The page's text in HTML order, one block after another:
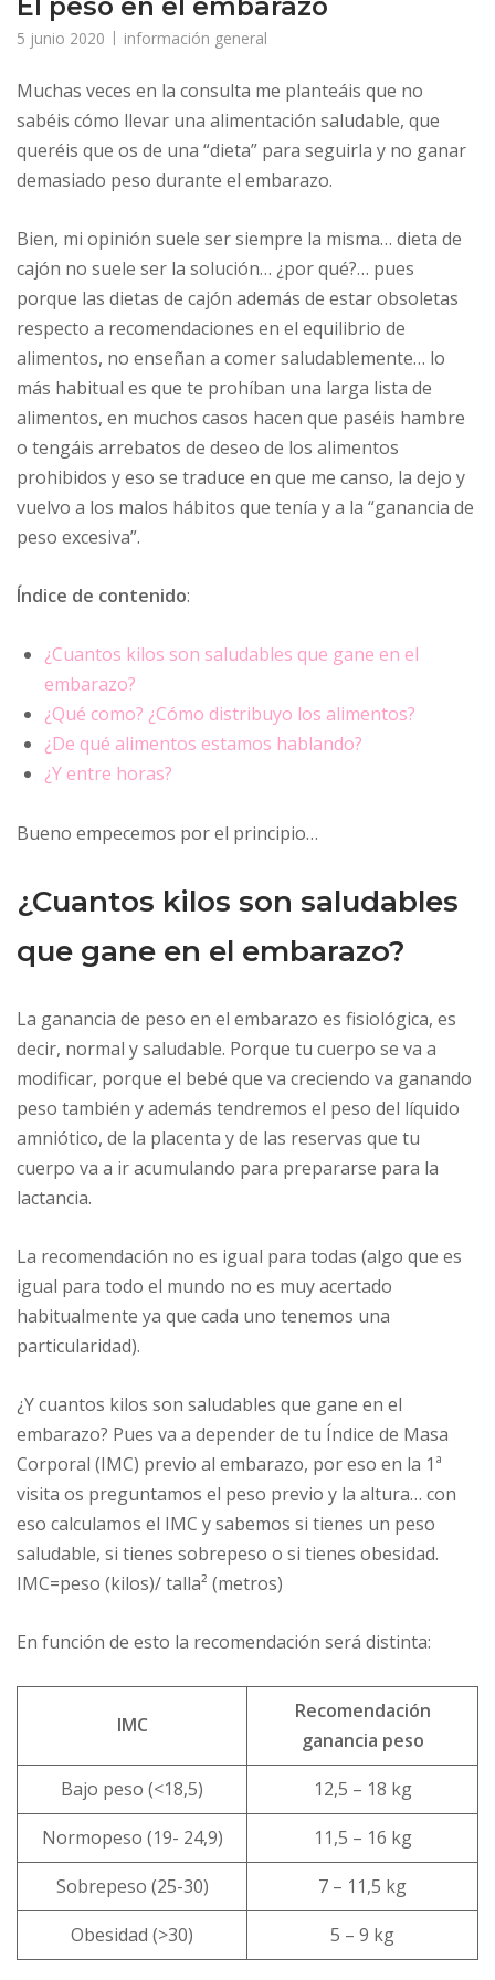
5 junio 2020 información general
Muchas veces en la consulta me planteáis que no
sabéis cómo llevar una alimentación saludable, que
queréis que os de una “dieta” para seguirla y no ganar
demasiado peso durante el embarazo.
Bien, mi opinión suele ser siempre la misma… dieta de
cajón no suele ser la solución… ¿por qué?… pues
porque las dietas de cajón además de estar obsoletas
respecto a recomendaciones en el equilibrio de
alimentos, no enseñan a comer saludablemente… lo
más habitual es que te prohíban una larga lista de
alimentos, en muchos casos hacen que paséis hambre
o tengáis arrebatos de deseo de los alimentos
prohibidos y eso se traduce en que me canso, la dejo y
vuelvo a los malos hábitos que tenía y a la “ganancia de
peso excesiva”.
Índice de contenido:
¿Cuantos kilos son saludables que gane en el
embarazo?
¿Qué como? ¿Cómo distribuyo los alimentos?
¿De qué alimentos estamos hablando?
¿Y entre horas?
Bueno empecemos por el principio…
¿Cuantos kilos son saludables
que gane en el embarazo?
La ganancia de peso en el embarazo es fisiológica, es
decir, normal y saludable. Porque tu cuerpo se va a
modificar, porque el bebé que va creciendo va ganando
peso también y además tendremos el peso del líquido
amniótico, de la placenta y de las reservas que tu
cuerpo va a ir acumulando para prepararse para la
lactancia.
La recomendación no es igual para todas (algo que es
igual para todo el mundo no es muy acertado
habitualmente ya que cada uno tenemos una
particularidad).
¿Y cuantos kilos son saludables que gane en el
embarazo? Pues va a depender de tu Índice de Masa
Corporal (IMC) previo al embarazo, por eso en la 1ª
visita os preguntamos el peso previo y la altura… con
eso calculamos el IMC y sabemos si tienes un peso
saludable, si tienes sobrepeso o si tienes obesidad.
IMC=peso (kilos)/ talla² (metros)
En función de esto la recomendación será distinta:
IMC
Recomendación
ganancia peso
Bajo peso (<18,5)
12,5 – 18 kg
Normopeso (19- 24,9)
11,5 – 16 kg
Sobrepeso (25-30)
7 – 11,5 kg
Obesidad (>30)
5 – 9 kg